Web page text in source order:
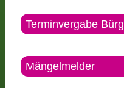
Terminvergabe
Mängelmelder